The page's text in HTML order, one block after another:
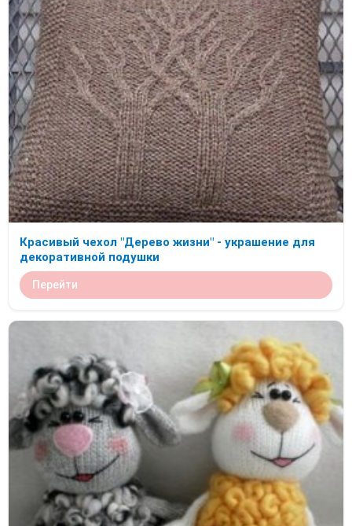
Красивый чехол "Дерево жизни" - украшение для
декоративной подушки
Перейти